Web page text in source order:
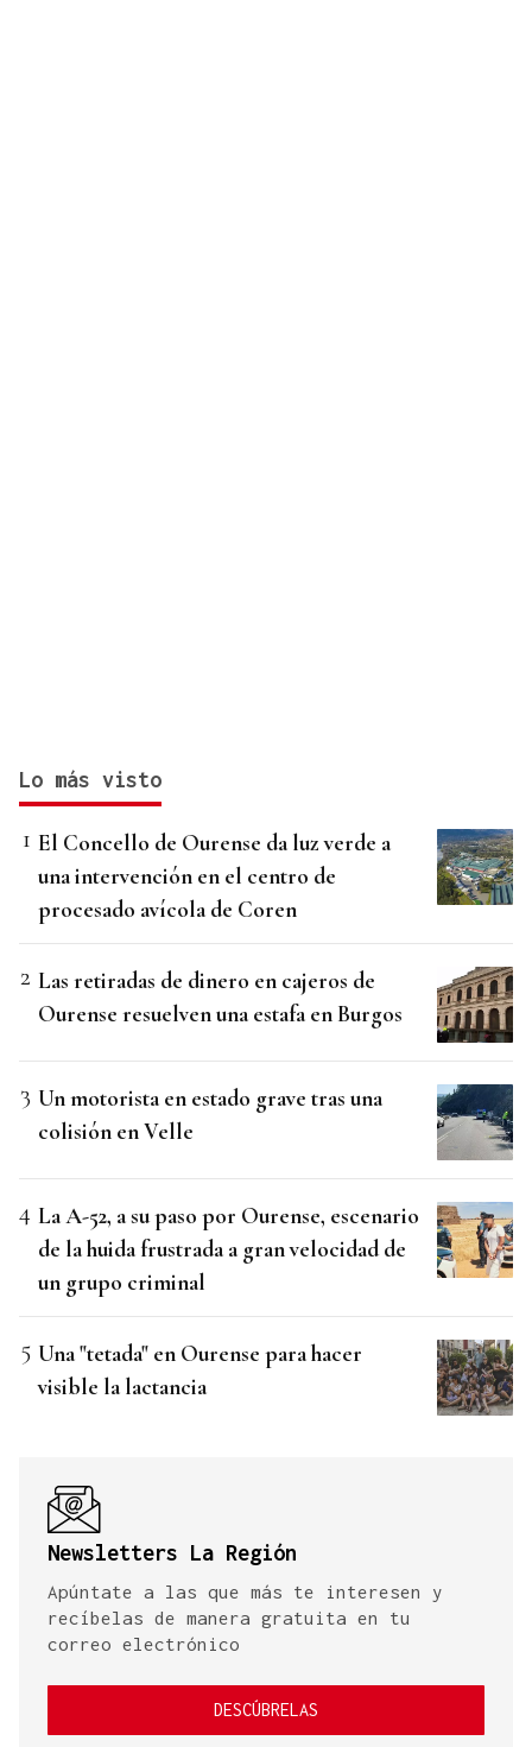
Lo más visto
El Concello de Ourense da luz verde a
una intervención en el centro de
procesado avícola de Coren
Las retiradas de dinero en cajeros de
Ourense resuelven una estafa en Burgos
Un motorista en estado grave tras una
colisión en Velle
La A-52, a su paso por Ourense, escenario
de la huida frustrada a gran velocidad de
un grupo criminal
Una "tetada" en Ourense para hacer
visible la lactancia
Newsletters La Región
Apúntate a las que más te interesen y
recíbelas de manera gratuita en tu
correo electrónico
DESCÚBRELAS